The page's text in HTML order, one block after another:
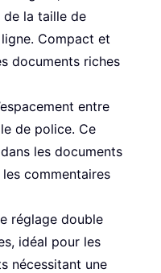
de la taille de
Compact et
documents riches
entre
de police. Ce
les documents
commentaires
réglage double
idéal pour les
nécessitant une